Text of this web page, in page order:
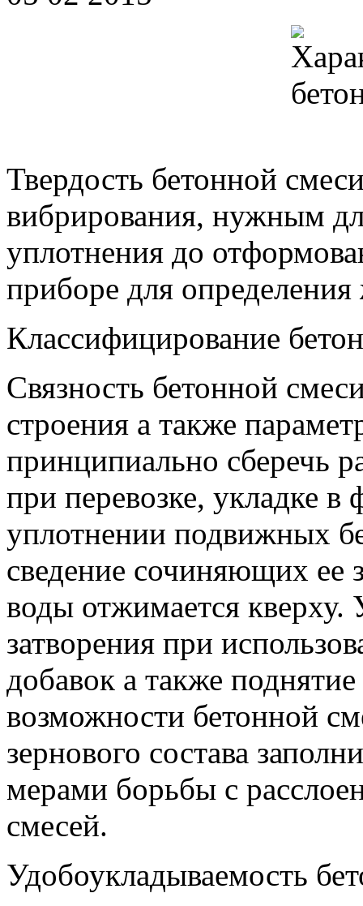
Твердость бетонной
вибрирования, нужным
уплотнения до
приборе для определения
Классифицирование
Связность бетонной
строения а также
принципиально сберечь
при перевозке, укладке
уплотнении подвижных
сведение сочиняющих ее
воды отжимается кверху.
затворения при
добавок а также
возможности бетонной
зернового состава
мерами борьбы с
смесей.
Удобоукладываемость